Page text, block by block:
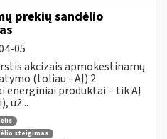
prekių sandėlio
05
akcizais apmokestinamų
(toliau - AĮ) 2
energiniai produktai – tik AĮ
už...
steigimas